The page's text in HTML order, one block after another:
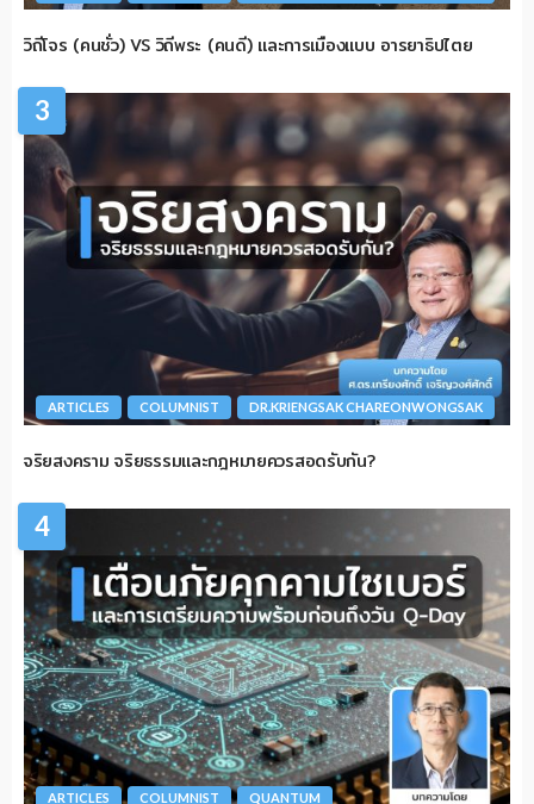
วิถีโจร (คนชั่ว) VS วิถีพระ (คนดี) และการเมืองแบบ อารยาธิปไตย
3
ARTICLES COLUMNIST DR.KRIENGSAK CHAREONWONGSAK
จริยสงคราม จริยธรรมและกฎหมายควรสอดรับกัน?
4
ARTICLES COLUMNIST QUANTUM